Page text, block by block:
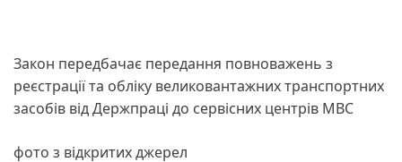
Закон передбачає передання повноважень з
реєстрації та обліку великовантажних транспортних
засобів від Держпраці до сервісних центрів МВС
фото з відкритих джерел